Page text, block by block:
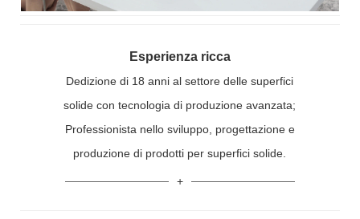
Esperienza ricca
Dedizione di 18 anni al settore delle superfici
solide con tecnologia di produzione avanzata;
Professionista nello sviluppo, progettazione e
produzione di prodotti per superfici solide.